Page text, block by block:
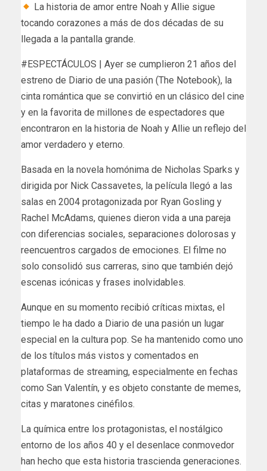
La historia de amor entre Noah y Allie sigue
tocando corazones a más de dos décadas de su
llegada a la pantalla grande.
#ESPECTÁCULOS | Ayer se cumplieron 21 años del
estreno de Diario de una pasión (The Notebook), la
cinta romántica que se convirtió en un clásico del cine
y en la favorita de millones de espectadores que
encontraron en la historia de Noah y Allie un reflejo del
amor verdadero y eterno.
Basada en la novela homónima de Nicholas Sparks y
dirigida por Nick Cassavetes, la película llegó a las
salas en 2004 protagonizada por Ryan Gosling y
Rachel McAdams, quienes dieron vida a una pareja
con diferencias sociales, separaciones dolorosas y
reencuentros cargados de emociones. El filme no
solo consolidó sus carreras, sino que también dejó
escenas icónicas y frases inolvidables.
Aunque en su momento recibió críticas mixtas, el
tiempo le ha dado a Diario de una pasión un lugar
especial en la cultura pop. Se ha mantenido como uno
de los títulos más vistos y comentados en
plataformas de streaming, especialmente en fechas
como San Valentín, y es objeto constante de memes,
citas y maratones cinéfilos.
La química entre los protagonistas, el nostálgico
entorno de los años 40 y el desenlace conmovedor
han hecho que esta historia trascienda generaciones.